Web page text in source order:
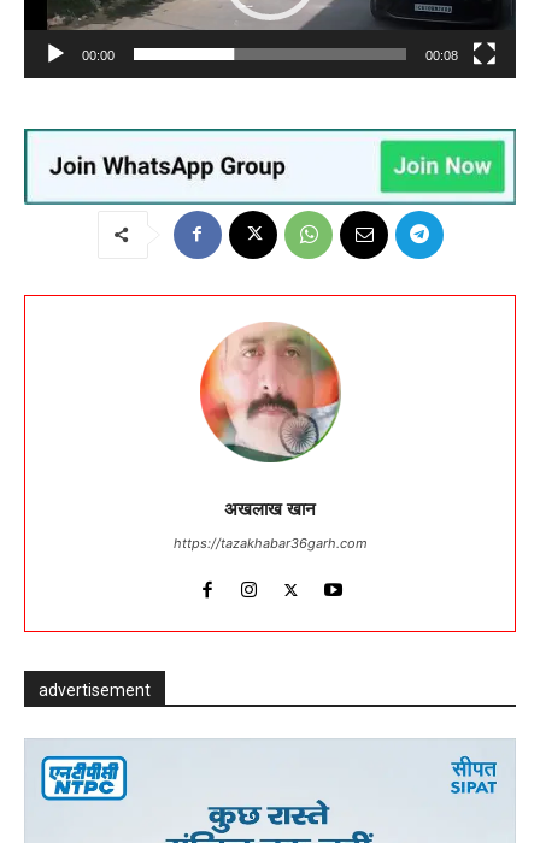
a
e
00:00 00:08
अखलाख खान
https://tazakhabar36garh.com
advertisement